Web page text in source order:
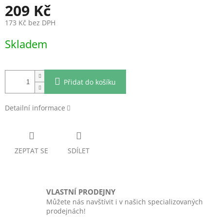
209 Kč
173 Kč bez DPH
cena:
Skladem
Přidat do košíku
Detailní informace
ZEPTAT SE SDÍLET
VLASTNÍ PRODEJNY
Můžete nás navštívit i v našich specializovaných
prodejnách!